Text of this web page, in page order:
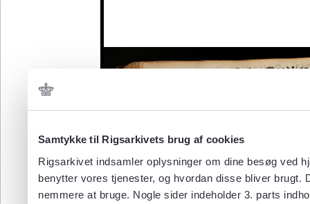
Samtykke til Rigsarkivets brug af cookies
Rigsarkivet indsamler oplysninger om dine besøg ved
benytter vores tjenester, og hvordan disse bliver
nemmere at bruge. Nogle sider indeholder 3. parts